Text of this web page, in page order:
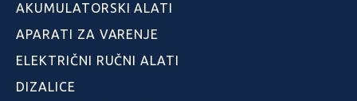
AKUMULATORSKI ALATI
APARATI ZA VARENJE
ELEKTRIČNI RUČNI ALATI
DIZALICE